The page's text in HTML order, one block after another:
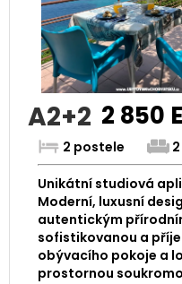
A2+2 2 850
2 postele
Unikátní studiová
Moderní, luxusní
autentickým
sofistikovanou a
obývacího pokoje a
prostornou